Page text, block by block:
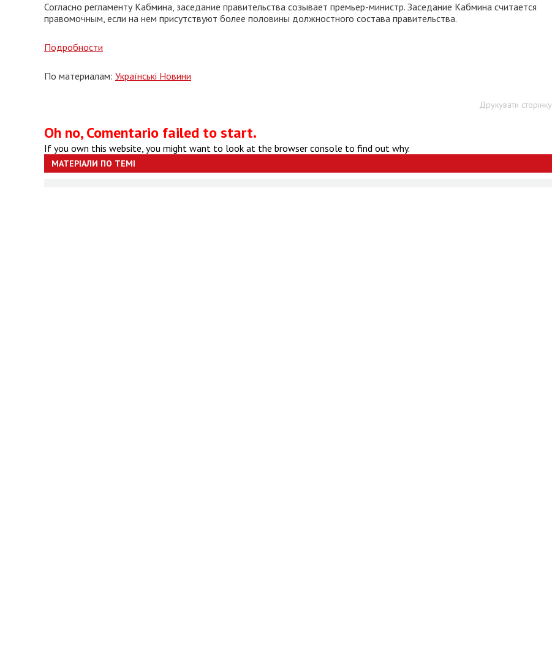
Согласно регламенту Кабмина, заседание правительства созывает премьер-министр. Заседание Кабмина считается
правомочным, если на нем присутствуют более половины должностного состава правительства.
Подробности
По материалам: Українські Новини
Друкувати сторінку
Oh no, Comentario failed to start.
If you own this website, you might want to look at the browser console to find out why.
МАТЕРІАЛИ ПО ТЕМІ